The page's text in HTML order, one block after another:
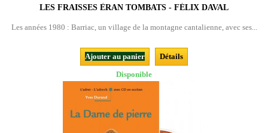
LES FRAISSES ÈRAN TOMBATS - FÉLIX DAVAL
Les années 1980 : Barriac, un village de la montagne cantalienne, avec ses...
Ajouter au panier
Détails
Disponible